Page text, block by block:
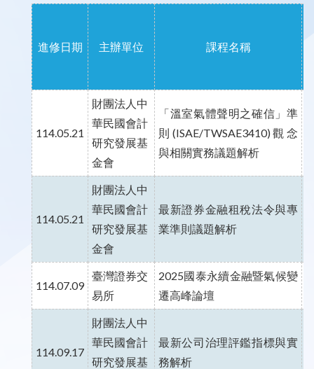
進修日期 主辦單位 課程名稱
114.05.21
財團法人中
華民國會計
研究發展基
金會
「溫室氣體聲明之確信」準
則(ISAE/TWSAE3410)觀念
與相關實務議題解析
114.05.21
財團法人中
華民國會計
研究發展基
金會
最新證券金融租稅法令與專
業準則議題解析
114.07.09
臺灣證券交
易所
2025國泰永續金融暨氣候變
遷高峰論壇
114.09.17
財團法人中
華民國會計
研究發展基
最新公司治理評鑑指標與實
務解析